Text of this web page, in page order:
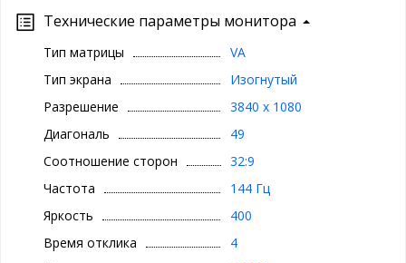
Технические параметры монитора
Тип матрицы
VA
Тип экрана
Изогнутый
Разрешение
3840 x 1080
Диагональ
49
Соотношение сторон
32:9
Частота
144 Гц
Яркость
400
Время отклика
4